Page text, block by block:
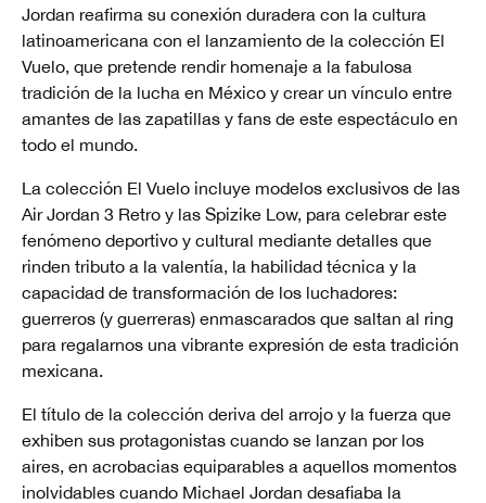
Jordan reafirma su conexión duradera con la cultura
latinoamericana con el lanzamiento de la colección El
Vuelo, que pretende rendir homenaje a la fabulosa
tradición de la lucha en México y crear un vínculo entre
amantes de las zapatillas y fans de este espectáculo en
todo el mundo.
La colección El Vuelo incluye modelos exclusivos de las
Air Jordan 3 Retro y las Spizike Low, para celebrar este
fenómeno deportivo y cultural mediante detalles que
rinden tributo a la valentía, la habilidad técnica y la
capacidad de transformación de los luchadores:
guerreros (y guerreras) enmascarados que saltan al ring
para regalarnos una vibrante expresión de esta tradición
mexicana.
El título de la colección deriva del arrojo y la fuerza que
exhiben sus protagonistas cuando se lanzan por los
aires, en acrobacias equiparables a aquellos momentos
inolvidables cuando Michael Jordan desafiaba la